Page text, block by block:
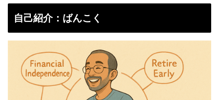
自己紹介：ばんこく